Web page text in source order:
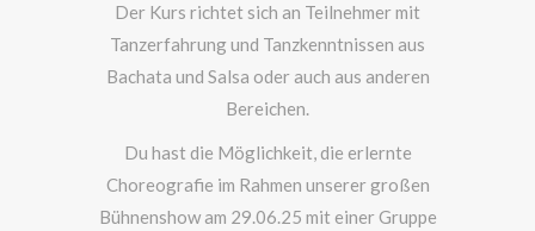
Der Kurs richtet sich an Teilnehmer mit
Tanzerfahrung und Tanzkenntnissen aus
Bachata und Salsa oder auch aus anderen
Bereichen.
Du hast die Möglichkeit, die erlernte
Choreografie im Rahmen unserer großen
Bühnenshow am 29.06.25 mit einer Gruppe